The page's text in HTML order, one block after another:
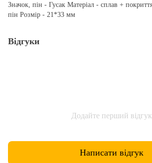
Значок, пін - Гусак Матеріал - сплав +
пін Розмір - 21*33 мм
Відгуки
Додайте перший відгук
Написати відгук